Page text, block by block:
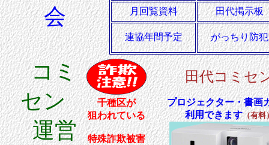
会
コミ
セン
運営
月回覧資料 田代掲示板
連協年間予定 がっちり防犯
千種区が
狙われている
特殊詐欺被害
田代コミセ
プロジェクター・書画
利用できます（有料